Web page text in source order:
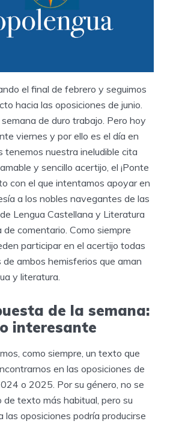
el final de febrero y seguimos
hacia las oposiciones de junio.
de duro trabajo. Pero hoy
viernes y por ello es el día en
tenemos nuestra ineludible cita
y sencillo acertijo, el ¡Ponte
con el que intentamos apoyar en
a los nobles navegantes de las
Lengua Castellana y Literatura
de comentario. Como siempre
participar en el acertijo todas
de ambos hemisferios que aman
y literatura.
de la semana:
interesante
como siempre, un texto que
en las oposiciones de
o 2025. Por su género, no se
texto más habitual, pero su
las oposiciones podría producirse